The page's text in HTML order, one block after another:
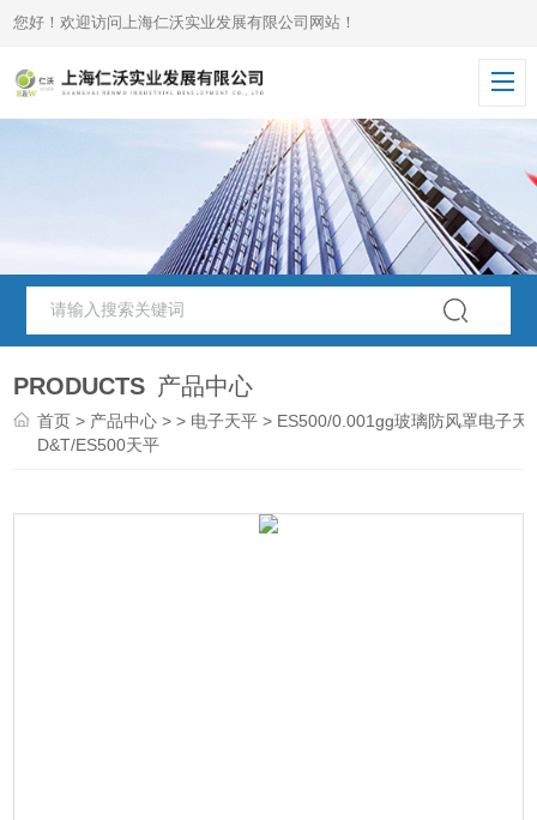
您好！欢迎访问上海仁沃实业发展有限公司网站！
PRODUCTS 产品中心
首页 > 产品中心 > > 电子天平 > ES500/0.001gg玻璃防风罩电子天
D&T/ES500天平